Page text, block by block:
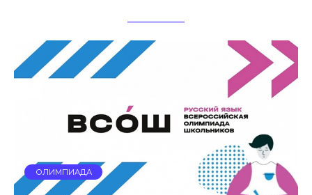
ОЛИМПИАДА